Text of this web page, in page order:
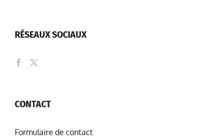
RÉSEAUX SOCIAUX
CONTACT
Formulaire de contact